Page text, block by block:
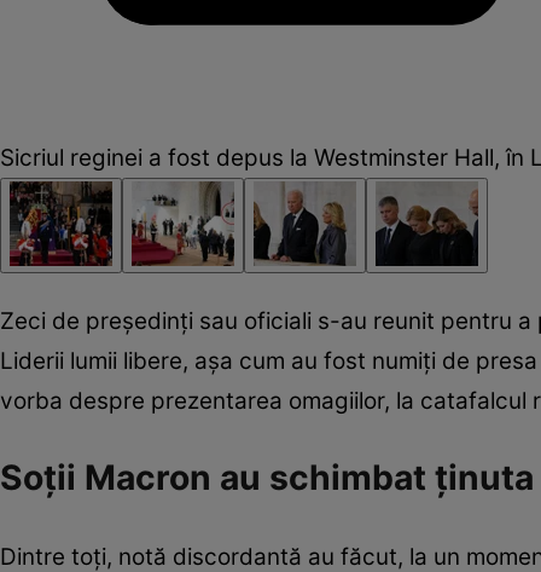
Sicriul reginei a fost depus la Westminster Hall, în
Zeci de președinți sau oficiali s-au reunit pentru
Liderii lumii libere, așa cum au fost numiți de
vorba despre prezentarea omagiilor, la catafalcul
Soții Macron au schimbat ținuta
Dintre toți, notă discordantă au făcut, la un